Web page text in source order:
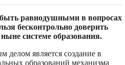
равнодушными в вопросах
бесконтрольно доверить
системе образования.
является создание в
образований механизма